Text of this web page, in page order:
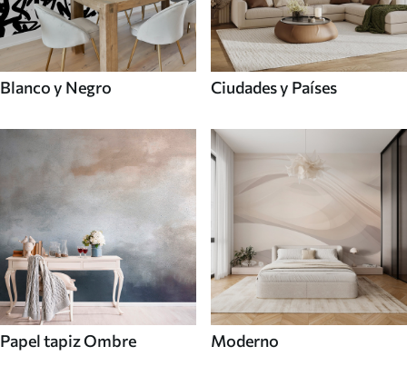
Blanco y Negro Ciudades y Países
Papel tapiz Ombre Moderno